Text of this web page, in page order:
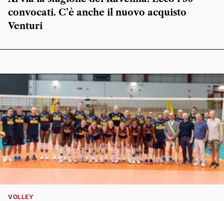
convocati. C’è anche il nuovo acquisto
Venturi
VOLLEY